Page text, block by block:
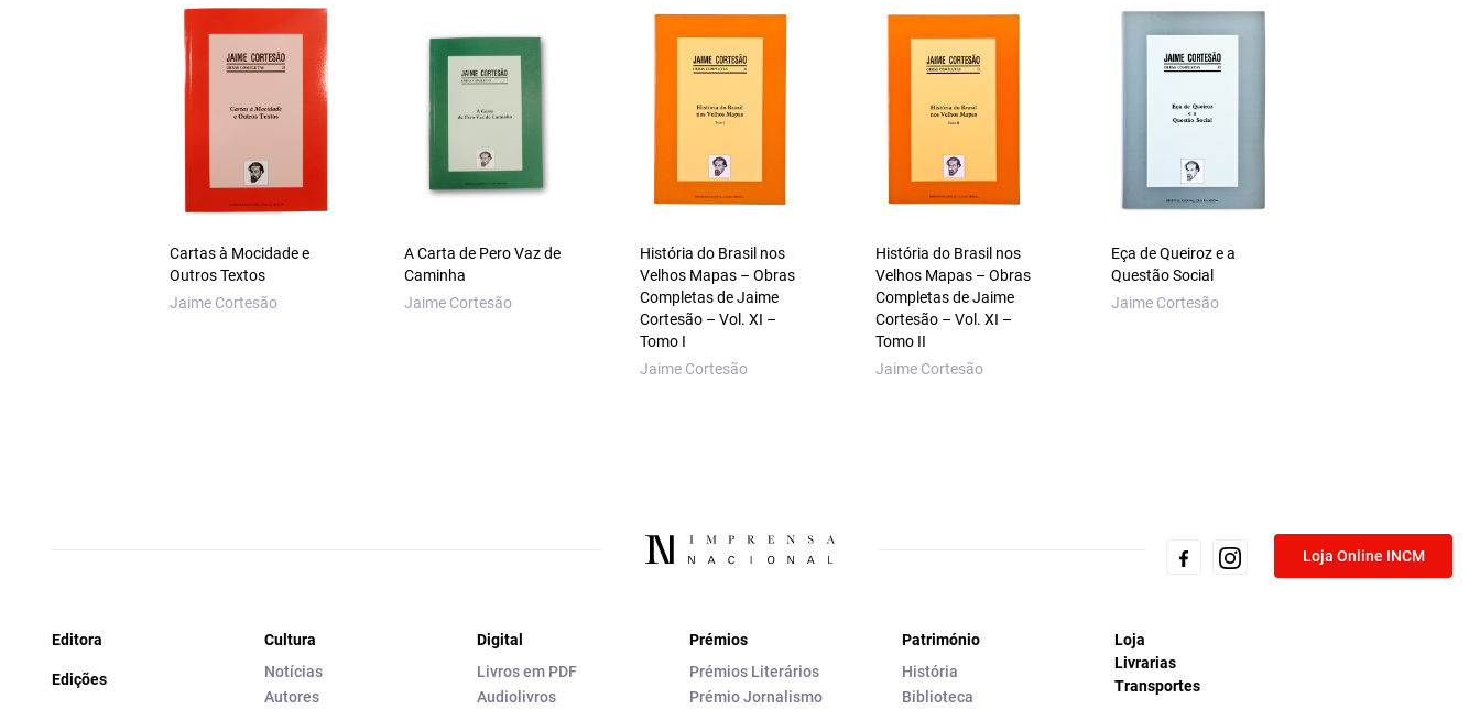
Cartas à Mocidade e
Outros Textos
Jaime Cortesão
A Carta de Pero Vaz de
Caminha
Jaime Cortesão
História do Brasil nos
Velhos Mapas – Obras
Completas de Jaime
Cortesão – Vol. XI –
Tomo I
Jaime Cortesão
História do Brasil nos
Velhos Mapas – Obras
Completas de Jaime
Cortesão – Vol. XI –
Tomo II
Jaime Cortesão
Eça de Queiroz e a
Questão Social
Jaime Cortesão
Loja Online INCM
Editora
Edições
Cultura
Notícias
Autores
Digital
Livros em PDF
Audiolivros
Prémios
Prémios Literários
Prémio Jornalismo
Património
História
Biblioteca
Loja
Livrarias
Transportes